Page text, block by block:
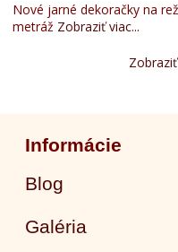
Nové jarné dekoračky na
metráž Zobraziť viac...
Informácie
Blog
Galéria